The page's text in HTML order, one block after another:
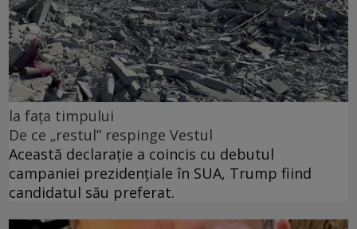
la fața timpului
De ce „restul” respinge Vestul
Această declarație a coincis cu debutul
campaniei prezidențiale în SUA, Trump fiind
candidatul său preferat.